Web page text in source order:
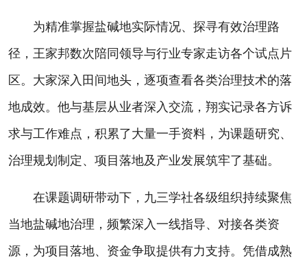
为精准掌握盐碱地实际情况、探寻有效治理路
径，王家邦数次陪同领导与行业专家走访各个试点片
区。大家深入田间地头，逐项查看各类治理技术的落
地成效。他与基层从业者深入交流，翔实记录各方诉
求与工作难点，积累了大量一手资料，为课题研究、
治理规划制定、项目落地及产业发展筑牢了基础。
在课题调研带动下，九三学社各级组织持续聚焦
当地盐碱地治理，频繁深入一线指导、对接各类资
源，为项目落地、资金争取提供有力支持。凭借成熟